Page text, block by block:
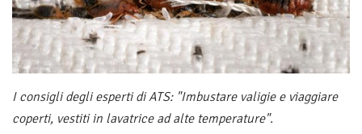
I consigli degli esperti di ATS: "Imbustare valigie e viaggiare
coperti, vestiti in lavatrice ad alte temperature".